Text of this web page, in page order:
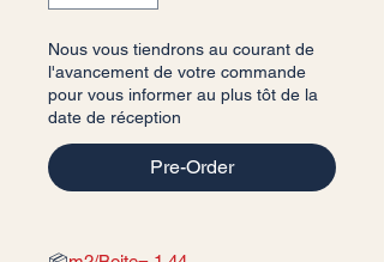
Nous vous tiendrons au courant de
l'avancement de votre commande
pour vous informer au plus tôt de la
date de réception
Pre-Order